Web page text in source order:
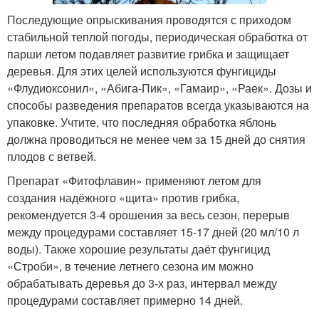
Последующие опрыскивания проводятся с приходом
стабильной теплой погоды, периодическая обработка от
парши летом подавляет развитие грибка и защищает
деревья. Для этих целей используются фунгициды
«Флудиоксонил», «Абига-Пик», «Гамаир», «Раек». Дозы и
способы разведения препаратов всегда указываются на
упаковке. Учтите, что последняя обработка яблонь
должна проводиться не менее чем за 15 дней до снятия
плодов с ветвей.
Препарат «Фитофлавин» применяют летом для
создания надёжного «щита» против грибка,
рекомендуется 3-4 орошения за весь сезон, перерыв
между процедурами составляет 15-17 дней (20 мл/10 л
воды). Также хорошие результаты даёт фунгицид
«Строби», в течение летнего сезона им можно
обрабатывать деревья до 3-х раз, интервал между
процедурами составляет примерно 14 дней.